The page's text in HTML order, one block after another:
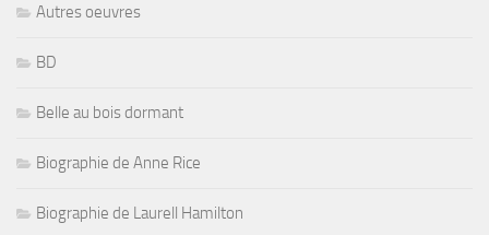
Autres oeuvres
BD
Belle au bois dormant
Biographie de Anne Rice
Biographie de Laurell Hamilton